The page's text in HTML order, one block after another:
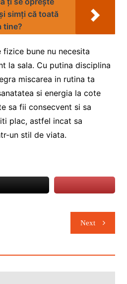
simți că toată
tine?
fizice bune nu necesita
la sala. Cu putina disciplina
miscarea in rutina ta
si energia la cote
sa fii consecvent si sa
plac, astfel incat sa
un stil de viata.
Next